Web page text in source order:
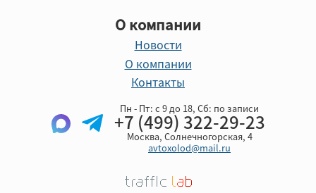
О компании
Новости
О компании
Контакты
Пн - Пт: с 9 до 18, Cб: по записи
+7 (499) 322-29-23
Москва, Солнечногорская, 4
avtoxolod@mail.ru